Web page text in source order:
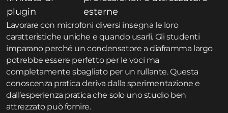
plugin
esterne
Lavorare con microfoni diversi insegna le loro
caratteristiche uniche e quando usarli. Gli studenti
imparano perché un condensatore a diaframma largo
potrebbe essere perfetto per le voci ma
completamente sbagliato per un rullante. Questa
conoscenza pratica deriva dalla sperimentazione e
dall’esperienza pratica che solo uno studio ben
attrezzato può fornire.